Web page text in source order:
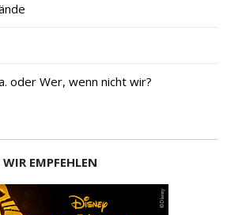
oder Wer, wenn nicht wir?
WIR EMPFEHLEN